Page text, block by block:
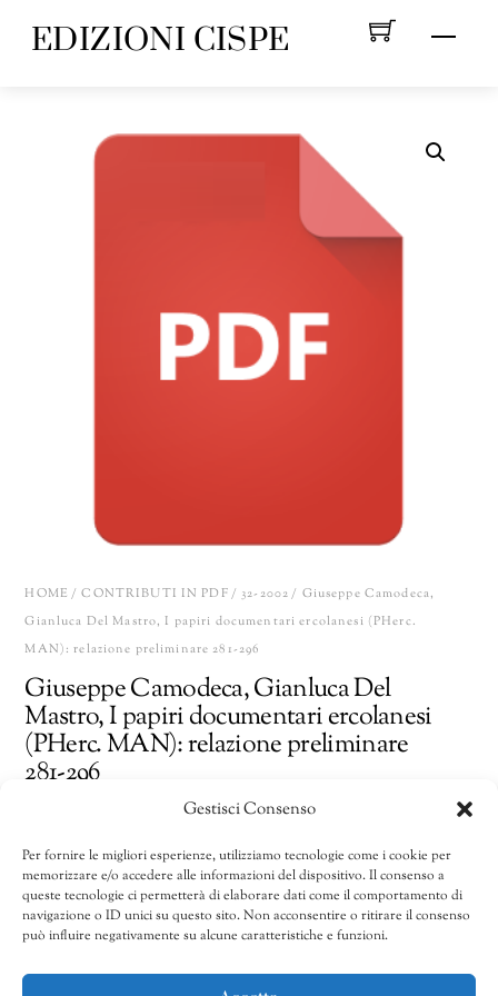
Gestisci Consenso
Per fornire le migliori esperienze, utilizziamo tecnologie come i cookie per
memorizzare e/o accedere alle informazioni del dispositivo. Il consenso a
queste tecnologie ci permetterà di elaborare dati come il comportamento di
navigazione o ID unici su questo sito. Non acconsentire o ritirare il consenso
può influire negativamente su alcune caratteristiche e funzioni.
Menu
EDIZIONI CISPE
HOME /CONTRIBUTI IN PDF/32-2002/ Giuseppe Camodeca,
Gianluca Del Mastro, I papiri documentari ercolanesi (PHerc.
MAN): relazione preliminare 281-296
Giuseppe Camodeca, Gianluca Del
Mastro, I papiri documentari ercolanesi
(PHerc. MAN): relazione preliminare
281-296
Giuseppe
Camodeca,
Gianluca
Del
AGGIUNGI AL CARRELLO Share
CATEGORIE:32-2002,32/2002-40/2010,Contributi in pdf